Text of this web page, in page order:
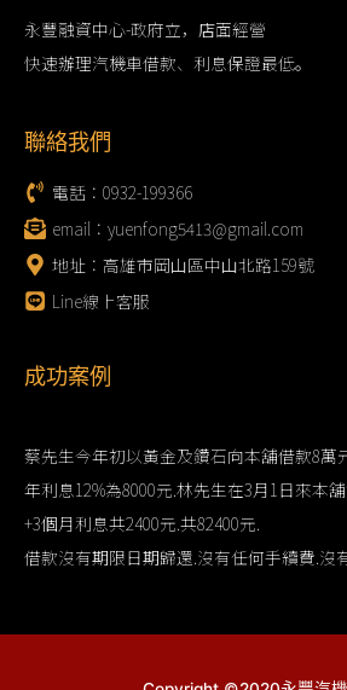
永豐融資中心-政府立，店面經營
快速辦理汽機車借款、利息保證最低。
聯絡我們
電話：0932-199366
email：yuenfong5413@gmail.com
地址：高雄市岡山區中山北路159號
Line線上客服
成功案例
蔡先生今年初以黃金及鑽石向本舖借款8萬
年利息12%為8000元.林先生在3月1日來本
+3個月利息共2400元.共82400元.
借款沒有期限日期歸還.沒有任何手續費.沒